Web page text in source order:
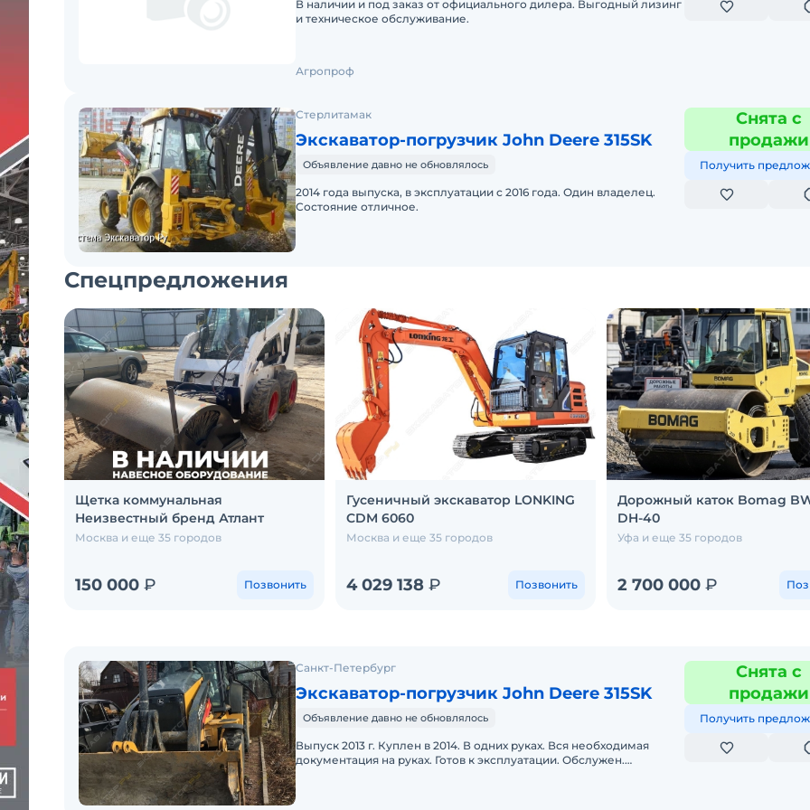
В наличии и под заказ от официального дилера. Выгодный лизинг
и техническое обслуживание.
Агропроф
Стерлитамак
Экскаватор-погрузчик John Deere 315SK
Объявление давно не обновлялось
2014 года выпуска, в эксплуатации с 2016 года. Один владелец.
Состояние отличное.
Снята с
продажи
Получить
Спецпредложения
Щетка коммунальная
Неизвестный бренд Атлант
Москва и еще 35 городов
150 000 ₽ Позвонить
Гусеничный экскаватор LONKING
CDM 6060
Москва и еще 35 городов
4 029 138 ₽ Позвонить
Дорожный каток Bomag
DH-40
Уфа и еще 35 городов
2 700 000 ₽
Санкт-Петербург
Экскаватор-погрузчик John Deere 315SK
Объявление давно не обновлялось
Выпуск 2013 г. Куплен в 2014. В одних руках. Вся необходимая
документация на руках. Готов к эксплуатации. Обслужен.
Снята с
продажи
Получить